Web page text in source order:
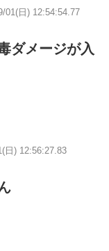
01(日) 12:54:54.77
ダメージが入
日) 12:56:27.83